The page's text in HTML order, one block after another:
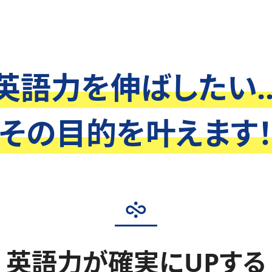
語力を伸ばしたい
の目的を叶えます
英語力が確実にUPする